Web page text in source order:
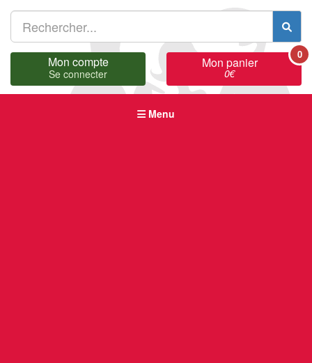
Mon compte
Se connecter
Mon panier
0€
0
Menu